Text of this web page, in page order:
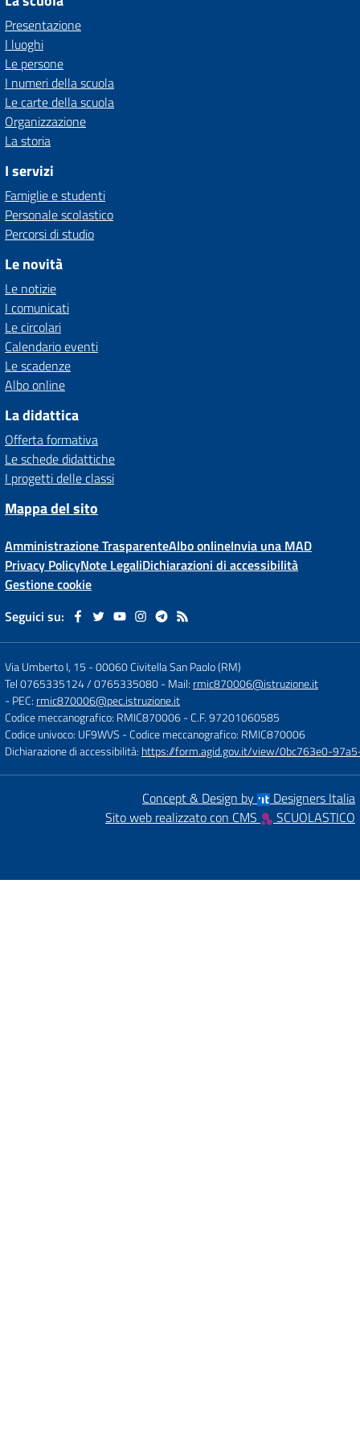
Presentazione
I luoghi
Le persone
I numeri della scuola
Le carte della scuola
Organizzazione
La storia
I servizi
Famiglie e studenti
Personale scolastico
Percorsi di studio
Le novità
Le notizie
I comunicati
Le circolari
Calendario eventi
Le scadenze
Albo online
La didattica
Offerta formativa
Le schede didattiche
I progetti delle classi
Mappa del sito
Amministrazione TrasparenteAlbo onlineInvia una MAD
Privacy PolicyNote LegaliDichiarazioni di accessibilità
Gestione cookie
Seguici su:
Via Umberto I, 15 -00060 Civitella San Paolo (RM)
Tel 0765335124 / 0765335080- Mail: rmic870006@istruzione.it
- PEC: rmic870006@pec.istruzione.it
Codice meccanografico: RMIC870006- C.F. 97201060585
Codice univoco: UF9WVS - Codice meccanografico: RMIC870006
Dichiarazione di accessibilità: https://form.agid.gov.it/view/0bc763e0-
Concept & Design by
Designers Italia
Sito web realizzato con CMS
SCUOLASTICO